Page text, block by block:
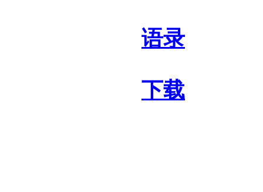
语录
下载